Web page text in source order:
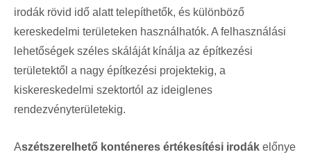
irodák rövid idő alatt telepíthetők, és különböző
kereskedelmi területeken használhatók. A felhasználási
lehetőségek széles skáláját kínálja az építkezési
területektől a nagy építkezési projektekig, a
kiskereskedelmi szektortól az ideiglenes
rendezvényterületekig.
Aszétszerelhető konténeres értékesítési irodák előnye